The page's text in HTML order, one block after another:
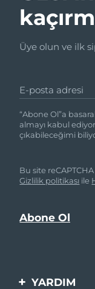
Üye olun ve ilk
E-posta adresi
“Abone Ol”a
almayı kabul
çıkabileceğimi
Bu site
Gizlilik politikası ile
YARDIM